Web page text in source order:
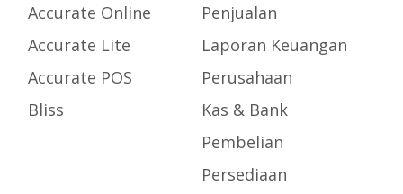
Accurate Online
Accurate Lite
Accurate POS
Bliss
Penjualan
Laporan Keuangan
Perusahaan
Kas & Bank
Pembelian
Persediaan